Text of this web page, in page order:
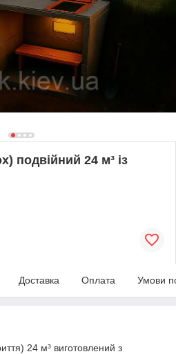
подвійний 24 м³ із
Доставка Оплата Умови
24 м³ виготовлений з